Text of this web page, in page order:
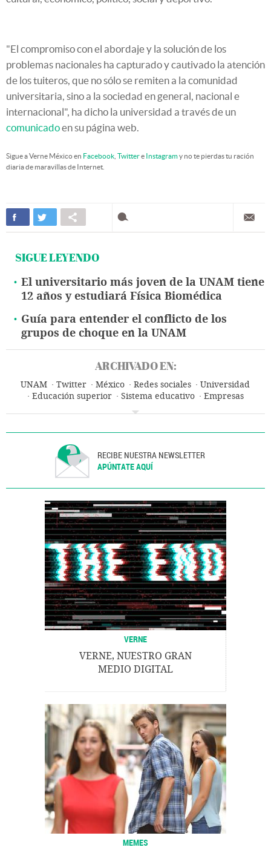
"El compromiso con el abordaje y la solución de los
problemas nacionales ha capturado y cautivado la atención
de los tuiteros, que no sólo se remiten a la comunidad
universitaria, sino a la sociedad en general, nacional e
internacional", ha dicho la universidad a través de un
comunicadoen su página web.
Sigue a Verne México en Facebook Twittere Instagramy no te pierdas tu ración
diaria de maravillas de Internet.
SIGUE LEYENDO
El universitario más joven de la UNAM tiene
12 años y estudiará Física Biomédica
Guía para entender el conflicto de los
grupos de choque en la UNAM
ARCHIVADO EN:
UNAM Twitter México Redes sociales
Universidad
Educación superior
Sistema educativo
Empresas
RECIBE NUESTRA NEWSLETTER
APÚNTATE AQUÍ
VERNE
VERNE, NUESTRO GRAN
MEDIO DIGITAL
MEMES